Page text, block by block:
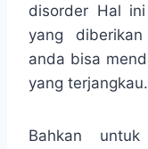
disorder Hal
yang
anda bisa
yang terjangkau.
Bahkan